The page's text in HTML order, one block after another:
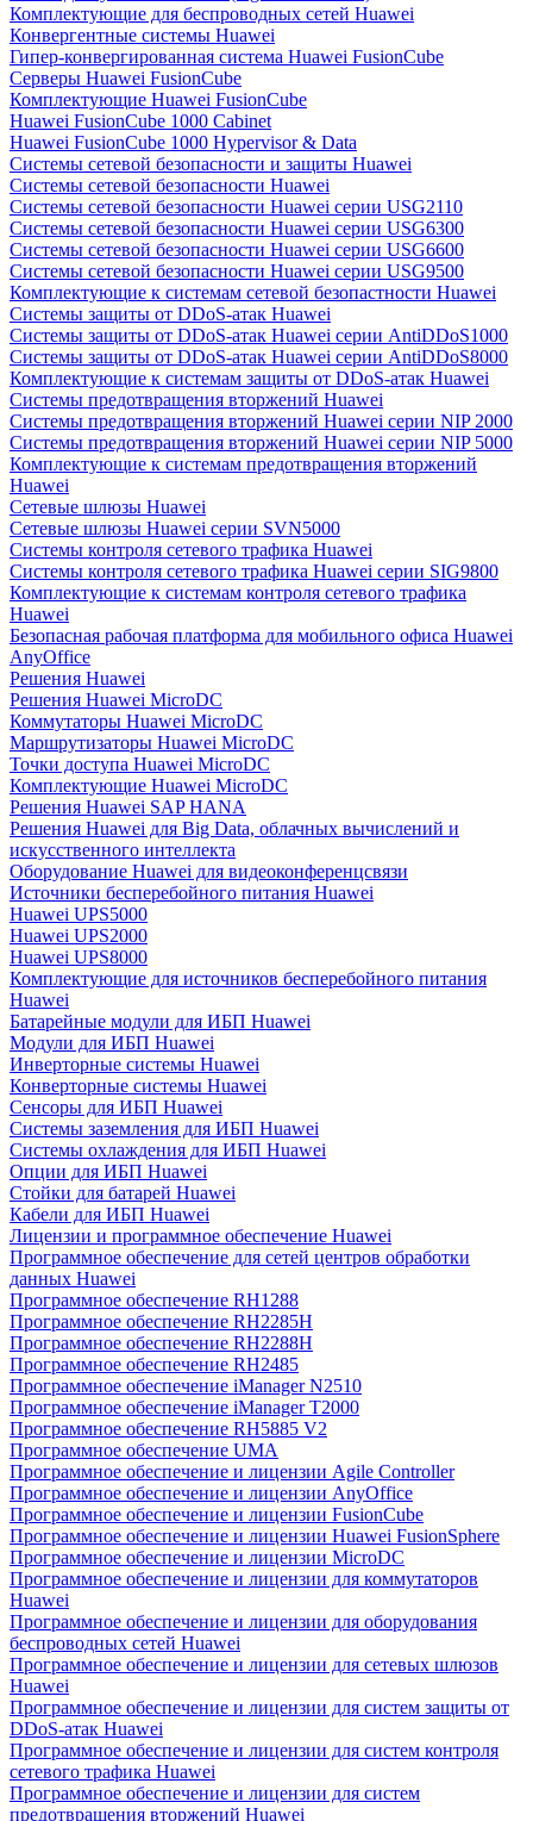
Комплектующие для беспроводных сетей Huawei
Конвергентные системы Huawei
Гипер-конвергированная система Huawei FusionCube
Серверы Huawei FusionCube
Комплектующие Huawei FusionCube
Huawei FusionCube 1000 Cabinet
Huawei FusionCube 1000 Hypervisor & Data
Системы сетевой безопасности и защиты Huawei
Системы сетевой безопасности Huawei
Системы сетевой безопасности Huawei серии USG2110
Системы сетевой безопасности Huawei серии USG6300
Системы сетевой безопасности Huawei серии USG6600
Системы сетевой безопасности Huawei серии USG9500
Комплектующие к системам сетевой безопастности Huawei
Системы защиты от DDoS-атак Huawei
Системы защиты от DDoS-атак Huawei серии AntiDDoS1000
Системы защиты от DDoS-атак Huawei серии AntiDDoS8000
Комплектующие к системам защиты от DDoS-атак Huawei
Системы предотвращения вторжений Huawei
Системы предотвращения вторжений Huawei серии NIP 2000
Системы предотвращения вторжений Huawei серии NIP 5000
Комплектующие к системам предотвращения вторжений
Huawei
Сетевые шлюзы Huawei
Сетевые шлюзы Huawei серии SVN5000
Системы контроля сетевого трафика Huawei
Системы контроля сетевого трафика Huawei серии SIG9800
Комплектующие к системам контроля сетевого трафика
Huawei
Безопасная рабочая платформа для мобильного офиса Huawei
AnyOffice
Решения Huawei
Решения Huawei MicroDC
Коммутаторы Huawei MicroDC
Маршрутизаторы Huawei MicroDC
Точки доступа Huawei MicroDC
Комплектующие Huawei MicroDC
Решения Huawei SAP HANA
Решения Huawei для Big Data, облачных вычислений и
искусственного интеллекта
Оборудование Huawei для видеоконференцсвязи
Источники бесперебойного питания Huawei
Huawei UPS5000
Huawei UPS2000
Huawei UPS8000
Комплектующие для источников бесперебойного питания
Huawei
Батарейные модули для ИБП Huawei
Модули для ИБП Huawei
Инверторные системы Huawei
Конверторные системы Huawei
Сенсоры для ИБП Huawei
Системы заземления для ИБП Huawei
Системы охлаждения для ИБП Huawei
Опции для ИБП Huawei
Стойки для батарей Huawei
Кабели для ИБП Huawei
Лицензии и программное обеспечение Huawei
Программное обеспечение для сетей центров обработки
данных Huawei
Программное обеспечение RH1288
Программное обеспечение RH2285H
Программное обеспечение RH2288H
Программное обеспечение RH2485
Программное обеспечение iManager N2510
Программное обеспечение iManager T2000
Программное обеспечение RH5885 V2
Программное обеспечение UMA
Программное обеспечение и лицензии Agile Controller
Программное обеспечение и лицензии AnyOffice
Программное обеспечение и лицензии FusionCube
Программное обеспечение и лицензии Huawei FusionSphere
Программное обеспечение и лицензии MicroDC
Программное обеспечение и лицензии для коммутаторов
Huawei
Программное обеспечение и лицензии для оборудования
беспроводных сетей Huawei
Программное обеспечение и лицензии для сетевых шлюзов
Huawei
Программное обеспечение и лицензии для систем защиты от
DDoS-атак Huawei
Программное обеспечение и лицензии для систем контроля
сетевого трафика Huawei
Программное обеспечение и лицензии для систем
предотвращения вторжений Huawei